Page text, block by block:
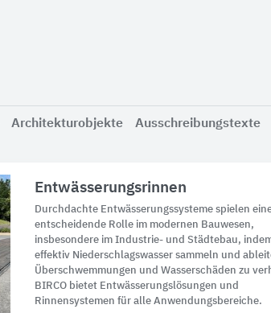
Architekturobjekte Ausschreibungstexte
Entwässerungsrinnen
Durchdachte Entwässerungssysteme spielen
entscheidende Rolle im modernen Bauwesen,
insbesondere im Industrie- und Städtebau,
effektiv Niederschlagswasser sammeln und
Überschwemmungen und Wasserschäden zu
BIRCO bietet Entwässerungslösungen und
Rinnensystemen für alle Anwendungsbereiche.